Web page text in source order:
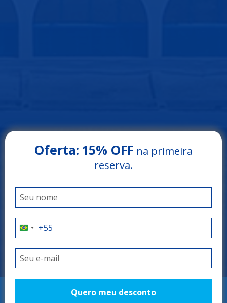
Oferta: 15% OFF na primeira
reserva.
Quero meu desconto
RESERVAR
Arrey Rio Poty Hotel
LUÍS CORREIA - PIAUÍ
O litoral do Piauí
como você nunca
viu